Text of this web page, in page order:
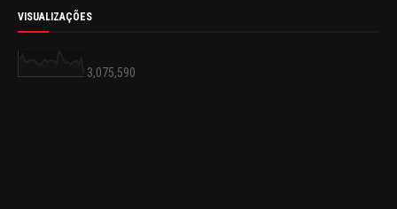
VISUALIZAÇÕES
3,075,590